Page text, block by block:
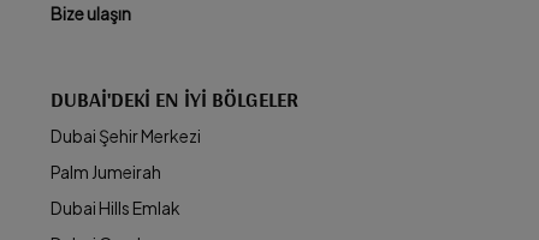
Bize ulaşın
DUBAI'DEKI EN İYI BÖLGELER
Dubai Şehir Merkezi
Palm Jumeirah
Dubai Hills Emlak